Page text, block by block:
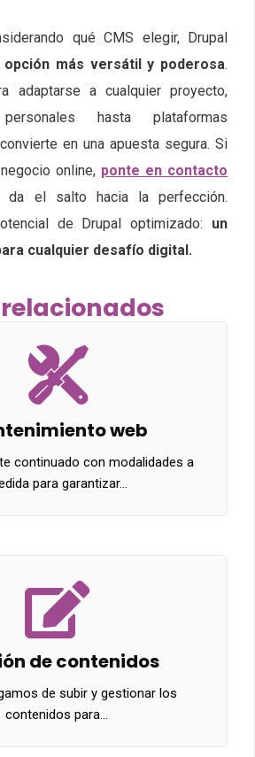
qué CMS elegir, Drupal
más versátil y poderosa.
adaptarse a cualquier proyecto,
hasta plataformas
en una apuesta segura. Si
online, ponte en contacto
da el salto hacia la perfección.
de Drupal optimizado: un
cualquier desafío digital.
web
continuado con modalidades a
para garantizar…
de contenidos
de subir y gestionar los
contenidos para…